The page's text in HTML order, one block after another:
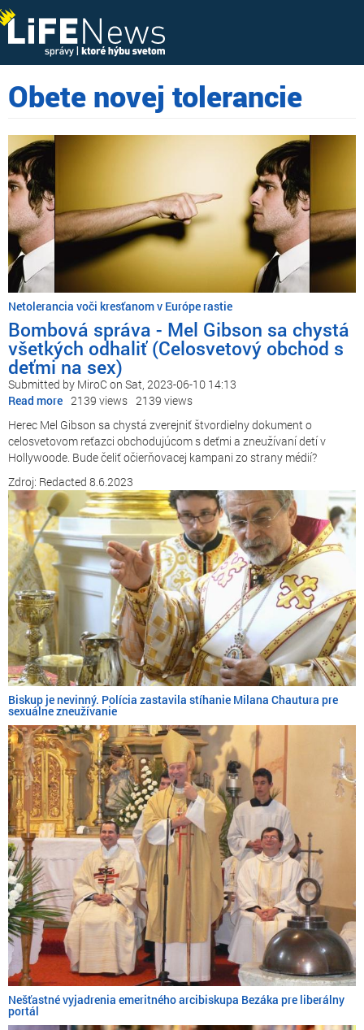
Obete novej tolerancie
Netolerancia voči kresťanom v Európe rastie
Bombová správa - Mel Gibson sa chystá
všetkých odhaliť (Celosvetový obchod s
deťmi na sex)
Submitted by MiroC on Sat, 2023-06-10 14:13
Read more about
Bombová
správa
-
Mel
Gibson
sa
chystá
všetkých
odhaliť
(Celosvetový
obchod
sex)
2139 views 2139 views
Herec Mel Gibson sa chystá zverejniť štvordielny dokument o
celosvetovom reťazci obchodujúcom s deťmi a zneužívaní detí v
Hollywoode. Bude čeliť očierňovacej kampani zo strany médií?
Zdroj: Redacted 8.6.2023
Biskup je nevinný. Polícia zastavila stíhanie Milana Chautura pre
sexuálne zneužívanie
Nešťastné vyjadrenia emeritného arcibiskupa Bezáka pre liberálny
portál